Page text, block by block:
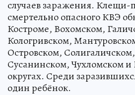
случаев заражения. Клещи-
смертельно опасного КВЭ
Костроме, Вохомском,
Кологривском,
Островском,
Сусанинском, Чухломском
округах. Среди
один ребёнок.